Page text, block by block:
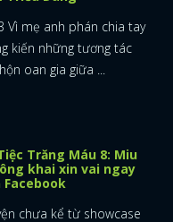
Vì mẹ anh phán chia tay
kiến những tương tác
oan gia giữa ...
Trăng Máu 8: Miu
khai xin vai ngay
chưa kể từ showcase